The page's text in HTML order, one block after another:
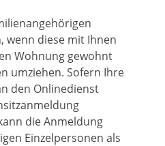
wenn diese mit Ihnen
Wohnung gewohnt
umziehen. Sofern Ihre
den Onlinedienst
die Anmeldung
Einzelpersonen als